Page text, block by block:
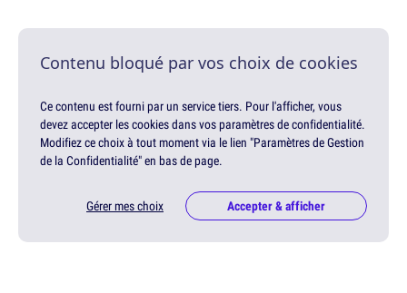
Contenu bloqué par vos choix de cookies
Ce contenu est fourni par un service tiers. Pour l'afficher, vous
devez accepter les cookies dans vos paramètres de confidentialité.
Modifiez ce choix à tout moment via le lien "Paramètres de Gestion
de la Confidentialité" en bas de page.
Gérer mes choix Accepter & afficher